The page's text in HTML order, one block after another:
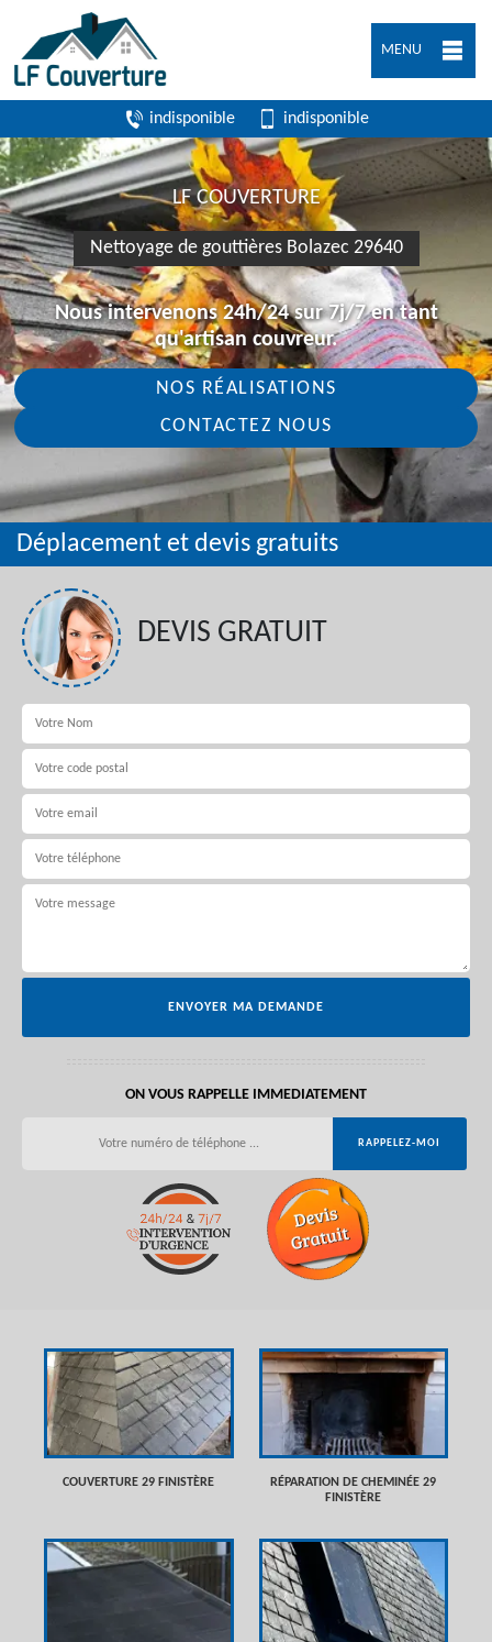
MENU
indisponible indisponible
LF COUVERTURE
Nettoyage de gouttières Bolazec 29640
Nous intervenons 24h/24 sur 7j/7 en tant
qu'artisan couvreur.
NOS RÉALISATIONS
CONTACTEZ NOUS
Déplacement et devis gratuits
DEVIS GRATUIT
ON VOUS RAPPELLE IMMEDIATEMENT
COUVERTURE 29 FINISTÈRE
RÉPARATION DE CHEMINÉE 29
FINISTÈRE